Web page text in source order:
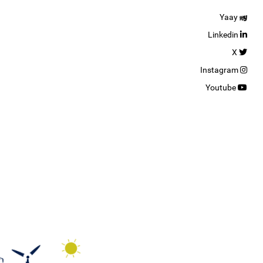
Yaay
Linkedin
X
Instagram
Youtube